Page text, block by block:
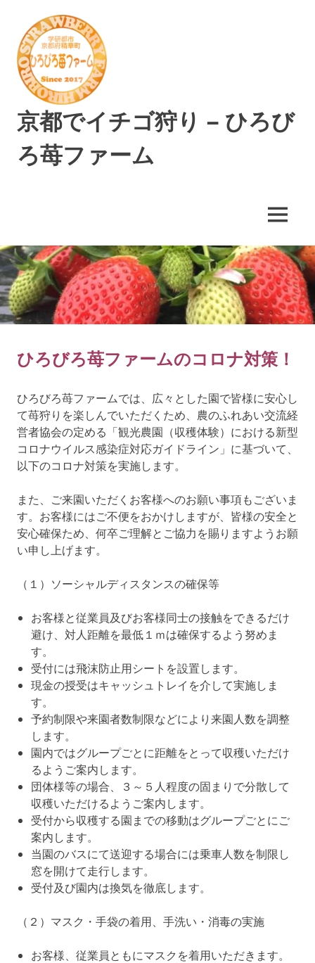
京都でイチゴ狩り – ひろび
ろ苺ファーム
味
し
い
イ
チ
ゴ
み
体
MENU
ひろびろ苺ファームのコロナ対策！
ひろびろ苺ファームでは、広々とした園で皆様に安心し
て苺狩りを楽しんでいただくため、農のふれあい交流経
営者協会の定める「観光農園（収穫体験）における新型
コロナウイルス感染症対応ガイドライン」に基づいて、
以下のコロナ対策を実施します。
また、ご来園いただくお客様へのお願い事項もございま
す。お客様にはご不便をおかけしますが、皆様の安全と
安心確保ため、何卒ご理解とご協力を賜りますようお願
い申し上げます。
（１）ソーシャルディスタンスの確保等
お客様と従業員及びお客様同士の接触をできるだけ
避け、対人距離を最低１ｍは確保するよう努めま
す。
受付には飛沫防止用シートを設置します。
現金の授受はキャッシュトレイを介して実施しま
す。
予約制限や来園者数制限などにより来園人数を調整
します。
園内ではグループごとに距離をとって収穫いただけ
るようご案内します。
団体様等の場合、３～５人程度の固まりで分散して
収穫いただけるようご案内します。
受付から収穫する園までの移動はグループごとにご
案内します。
当園のバスにて送迎する場合には乗車人数を制限し
窓を開けて走行します。
受付及び園内は換気を徹底します。
（２）マスク・手袋の着用、手洗い・消毒の実施
お客様、従業員ともにマスクを着用いただきます。